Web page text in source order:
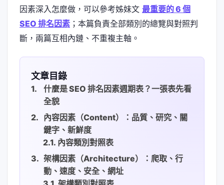
因素深入怎麼做，可以參考姊妹文 最重要的 6 個
SEO 排名因素 ；本篇負責全部類別的總覽與對照判
斷，兩篇互相內鏈、不重複主軸。
文章目錄
什麼是 SEO 排名因素週期表？一張表先看
全貌
內容因素（Content）：品質、研究、關
鍵字、新鮮度
內容類別對照表
架構因素（Architecture）：爬取、行
動、速度、安全、網址